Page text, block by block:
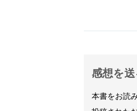
感想を送
本書をお読